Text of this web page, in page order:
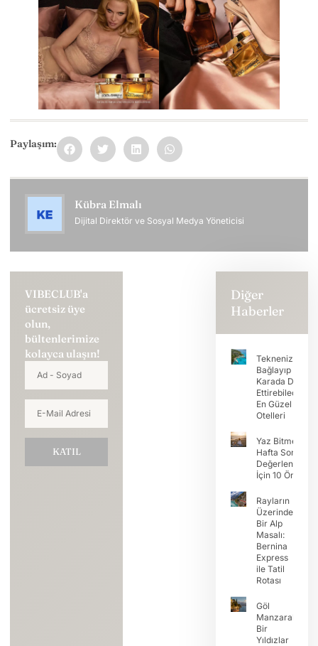
Paylaşım:
Kübra Elmalı
Dijital Direktör ve Sosyal Medya Yöneticisi
VIBECLUB'a
ücretsiz üye
olun,
bültenlerimize
kolayca ulaşın!
KATIL
Diğer
Haberler
Teknenizi
Bağlayıp Tatili
Karada Devam
En Güzel Koy
Otelleri
Yaz Bitmeden
Hafta Sonunu
İçin 10 Öneri
Rayların
Üzerinde
Bir Alp
Masalı:
Bernina
Express
ile Tatil
Rotası
Göl
Manzaralı
Bir
Yıldızlar